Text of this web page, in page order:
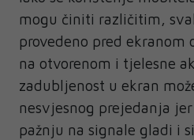
mogu činiti različitim,
provedeno pred ekranom
na otvorenom i tjelesne
zadubljenost u ekran
nesvjesnog prejedanja
pažnju na signale gladi i